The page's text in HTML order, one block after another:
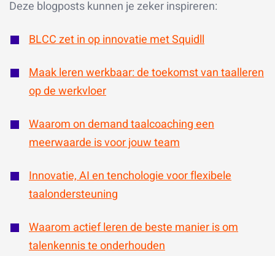
Deze blogposts kunnen je zeker inspireren:
BLCC zet in op innovatie met Squidll
Maak leren werkbaar: de toekomst van taalleren
op de werkvloer
Waarom on demand taalcoaching een
meerwaarde is voor jouw team
Innovatie, AI en tenchologie voor flexibele
taalondersteuning
Waarom actief leren de beste manier is om
talenkennis te onderhouden